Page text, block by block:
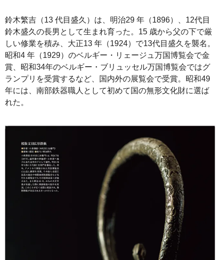
鈴木繁吉（13 代目盛久）は、明治29 年（1896）、12代目
鈴木盛久の長男として生まれ育った。15 歳から父の下で厳
しい修業を積み、大正13 年（1924）で13代目盛久を襲名。
昭和4 年（1929）のベルギー・リェージュ万国博覧会で金
賞、昭和34年のベルギー・ブリュッセル万国博覧会ではグ
ランプリを受賞するなど、国内外の展覧会で受賞。昭和49
年には、南部鉄器職人として初めて国の無形文化財に選ば
れた。